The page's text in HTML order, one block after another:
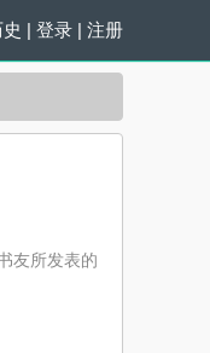
| 登录 | 注册
友所发表的